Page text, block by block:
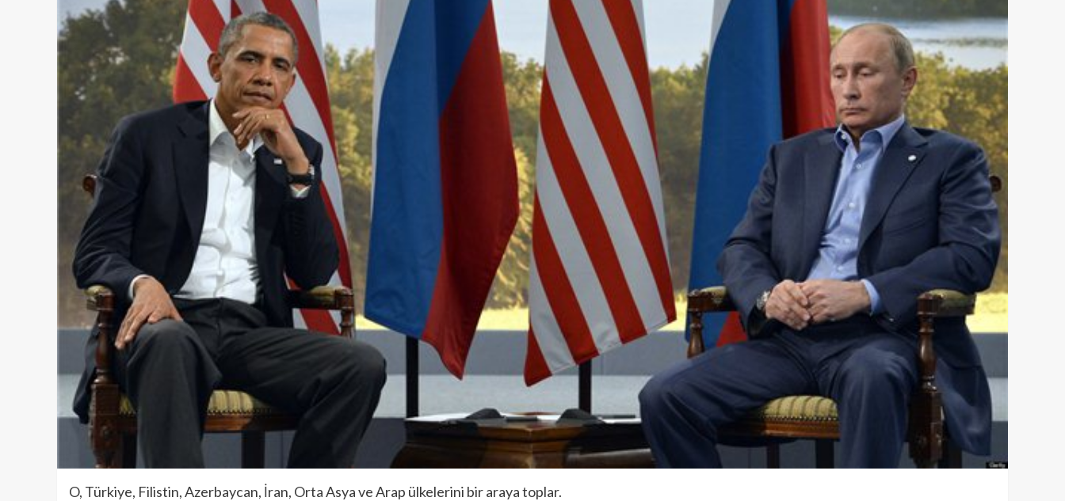
O, Türkiye, Filistin, Azerbaycan, İran, Orta Asya ve Arap ülkelerini bir araya toplar.